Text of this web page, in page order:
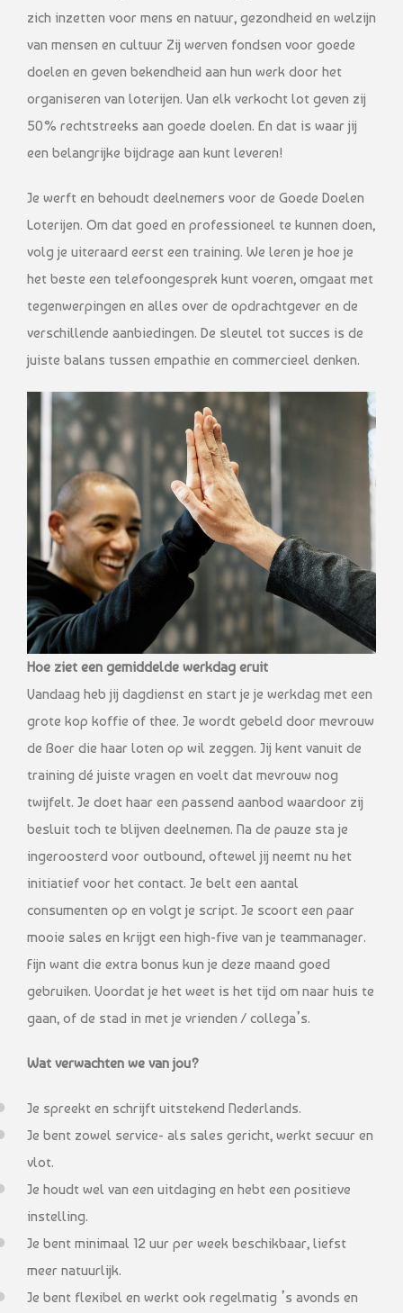
zich inzetten voor mens en natuur, gezondheid en welzijn
van mensen en cultuur Zij werven fondsen voor goede
doelen en geven bekendheid aan hun werk door het
organiseren van loterijen. Van elk verkocht lot geven zij
50% rechtstreeks aan goede doelen. En dat is waar jij
een belangrijke bijdrage aan kunt leveren!
Je werft en behoudt deelnemers voor de Goede Doelen
Loterijen. Om dat goed en professioneel te kunnen doen,
volg je uiteraard eerst een training. We leren je hoe je
het beste een telefoongesprek kunt voeren, omgaat met
tegenwerpingen en alles over de opdrachtgever en de
verschillende aanbiedingen. De sleutel tot succes is de
juiste balans tussen empathie en commercieel denken.
Hoe ziet een gemiddelde werkdag eruit
Vandaag heb jij dagdienst en start je je werkdag met een
grote kop koffie of thee. Je wordt gebeld door mevrouw
de Boer die haar loten op wil zeggen. Jij kent vanuit de
training dé juiste vragen en voelt dat mevrouw nog
twijfelt. Je doet haar een passend aanbod waardoor zij
besluit toch te blijven deelnemen. Na de pauze sta je
ingeroosterd voor outbound, oftewel jij neemt nu het
initiatief voor het contact. Je belt een aantal
consumenten op en volgt je script. Je scoort een paar
mooie sales en krijgt een high-five van je teammanager.
Fijn want die extra bonus kun je deze maand goed
gebruiken. Voordat je het weet is het tijd om naar huis te
gaan, of de stad in met je vrienden / collega’s.
Wat verwachten we van jou?
Je spreekt en schrijft uitstekend Nederlands.
Je bent zowel service- als sales gericht, werkt secuur en
vlot.
Je houdt wel van een uitdaging en hebt een positieve
instelling.
Je bent minimaal 12 uur per week beschikbaar, liefst
meer natuurlijk.
Je bent flexibel en werkt ook regelmatig ’s avonds en